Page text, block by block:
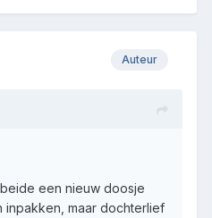
Auteur
een nieuw doosje
inpakken, maar dochterlief